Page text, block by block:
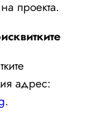
проекта.
адрес:
.